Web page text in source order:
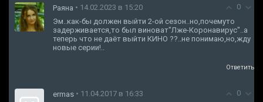
0
Раяна • 14.02.2023 в 15:20
Эм..как-бы должен выйти 2-ой сезон..но,почемуто
задерживается,то был виноват"Лже-Коронавирус"..а
теперь что не даёт выйти КИНО ??..не понимаю,но,жду
новые серии!..
Ответить
0
ermas • 11.04.2017 в 16:33